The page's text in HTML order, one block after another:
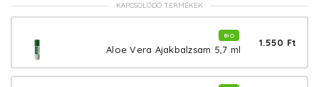
KAPCSOLÓDÓ TERMÉKEK
BIO
Aloe Vera Ajakbalzsam 5,7 ml
1.550 Ft